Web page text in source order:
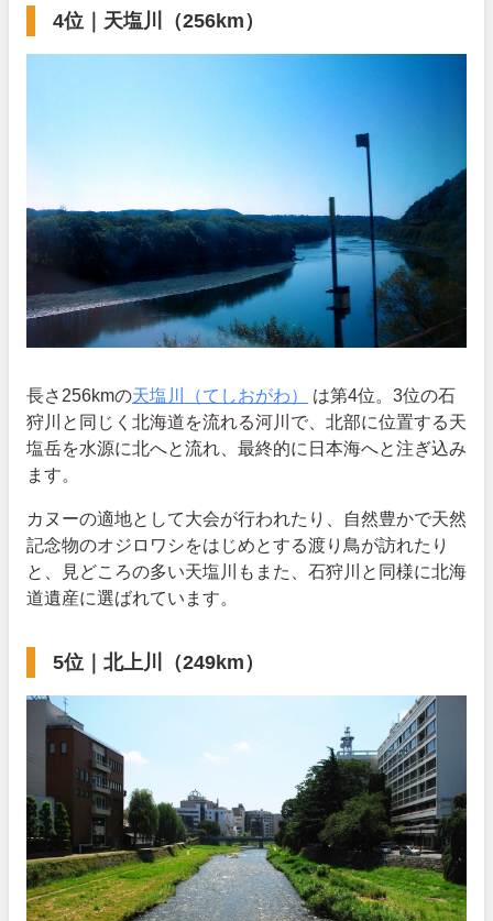
4位｜天塩川（256km）
長さ256kmの天塩川（てしおがわ）
は第4位。3位の石
狩川と同じく北海道を流れる河川で、北部に位置する天
塩岳を水源に北へと流れ、最終的に日本海へと注ぎ込み
ます。
カヌーの適地として大会が行われたり、自然豊かで天然
記念物のオジロワシをはじめとする渡り鳥が訪れたり
と、見どころの多い天塩川もまた、石狩川と同様に北海
道遺産に選ばれています。
5位｜北上川（249km）